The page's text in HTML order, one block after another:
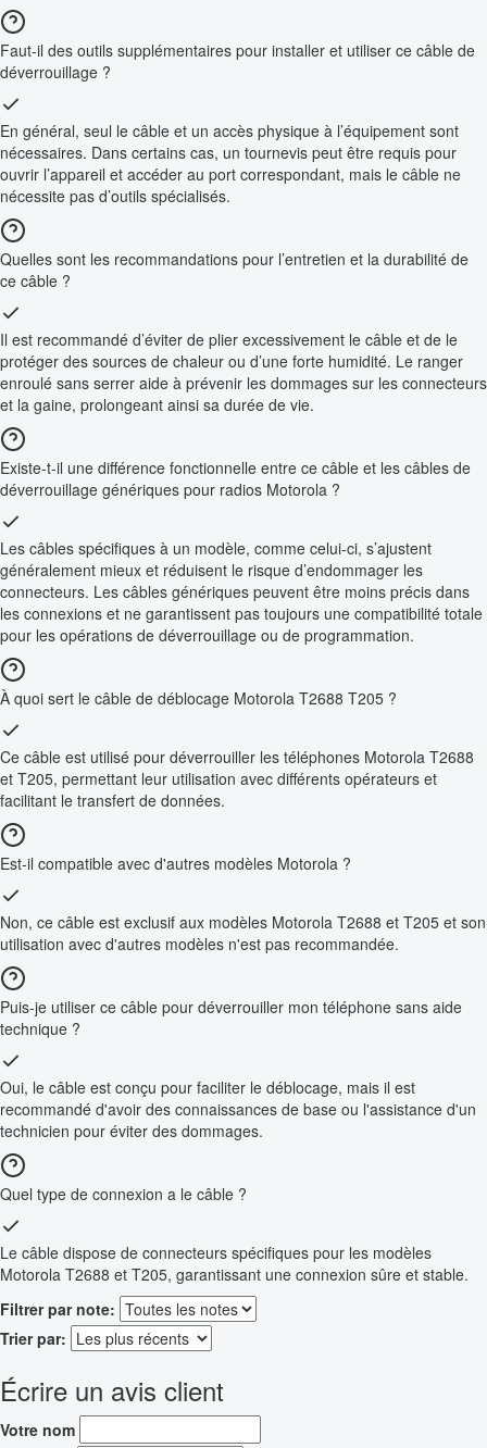
Faut-il des outils supplémentaires pour installer et utiliser ce câble de
déverrouillage ?
En général, seul le câble et un accès physique à l’équipement sont
nécessaires. Dans certains cas, un tournevis peut être requis pour
ouvrir l’appareil et accéder au port correspondant, mais le câble ne
nécessite pas d’outils spécialisés.
Quelles sont les recommandations pour l’entretien et la durabilité de
ce câble ?
Il est recommandé d’éviter de plier excessivement le câble et de le
protéger des sources de chaleur ou d’une forte humidité. Le ranger
enroulé sans serrer aide à prévenir les dommages sur les connecteurs
et la gaine, prolongeant ainsi sa durée de vie.
Existe-t-il une différence fonctionnelle entre ce câble et les câbles de
déverrouillage génériques pour radios Motorola ?
Les câbles spécifiques à un modèle, comme celui-ci, s’ajustent
généralement mieux et réduisent le risque d’endommager les
connecteurs. Les câbles génériques peuvent être moins précis dans
les connexions et ne garantissent pas toujours une compatibilité totale
pour les opérations de déverrouillage ou de programmation.
À quoi sert le câble de déblocage Motorola T2688 T205 ?
Ce câble est utilisé pour déverrouiller les téléphones Motorola T2688
et T205, permettant leur utilisation avec différents opérateurs et
facilitant le transfert de données.
Est-il compatible avec d'autres modèles Motorola ?
Non, ce câble est exclusif aux modèles Motorola T2688 et T205 et son
utilisation avec d'autres modèles n'est pas recommandée.
Puis-je utiliser ce câble pour déverrouiller mon téléphone sans aide
technique ?
Oui, le câble est conçu pour faciliter le déblocage, mais il est
recommandé d'avoir des connaissances de base ou l'assistance d'un
technicien pour éviter des dommages.
Quel type de connexion a le câble ?
Le câble dispose de connecteurs spécifiques pour les modèles
Motorola T2688 et T205, garantissant une connexion sûre et stable.
Filtrer par note:
Trier par:
Écrire un avis client
Votre nom